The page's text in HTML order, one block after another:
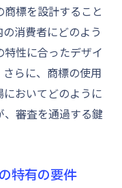
標を設計すること
消費者にどのよう
性に合ったデザイ
らに、商標の使用
おいてどのように
審査を通過する鍵
特有の要件